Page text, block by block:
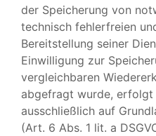
der Speicherung von
technisch fehlerfreien
Bereitstellung seiner
Einwilligung zur
vergleichbaren
abgefragt wurde, erfolgt
ausschließlich auf
(Art. 6 Abs. 1 lit. a